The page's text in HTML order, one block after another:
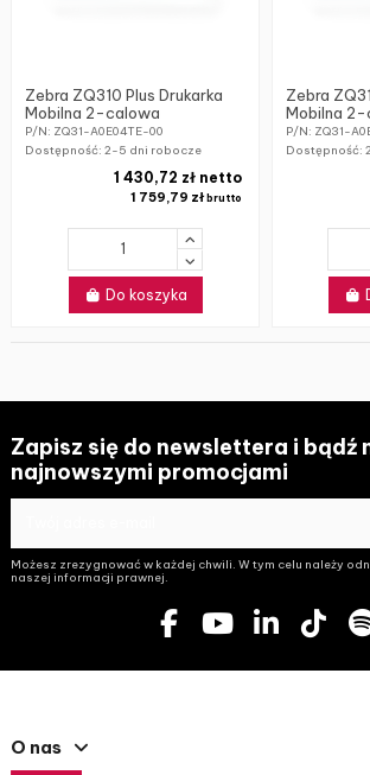
Zebra ZQ310 Plus Drukarka
Mobilna 2-calowa
P/N: ZQ31-A0E04TE-00
Dostępność:2-5 dni robocze
1 759,79 zł brutto
1 430,72 zł netto
Do koszyka
Zebra
Mobilna
P/N: ZQ31-
Dostępność:
Zapisz się do newslettera i bądź
najnowszymi promocjami
Możesz zrezygnować w każdej chwili. W tym celu należy
naszej informacji prawnej.
O nas